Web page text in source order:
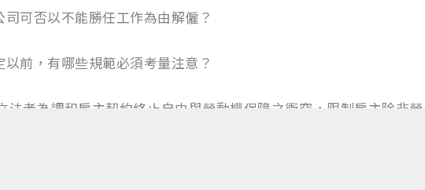
可否以不能勝任工作為由解僱？
前，有哪些規範必須考量注意？
者為調和雇主契約終止自由與勞動權保障之衝突，限制雇主除非